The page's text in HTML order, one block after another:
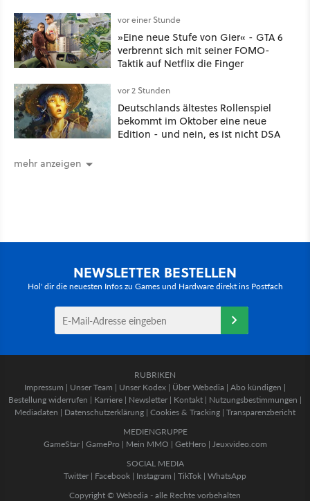
Thrones denken
vor einer Stunde
»Eine neue Stufe von Gier« - GTA 6
verbrennt sich mit seiner FOMO-
Taktik auf Netflix die Finger
vor 2 Stunden
Deutschlands ältestes Rollenspiel
bekommt im Oktober eine neue
Edition - und nein, es ist nicht DSA
mehr anzeigen
NEWSLETTER BESTELLEN
Hol' dir die neuesten Infos zu Games und Hardware direkt ins Postfach
RUBRIKEN
Impressum | Unser Team | Unser Kodex | Über Webedia | Abo kündigen |
Bestellung widerrufen | Karriere | Newsletter | Kontakt | Nutzungsbestimmungen |
Mediadaten | Datenschutzerklärung | Cookies & Tracking | Transparenzbericht
MEDIENGRUPPE
GameStar| GamePro | Mein MMO | GetHero | Jeuxvideo.com
SOCIAL MEDIA
Twitter | Facebook | Instagram | TikTok | WhatsApp
Copyright © Webedia - alle Rechte vorbehalten